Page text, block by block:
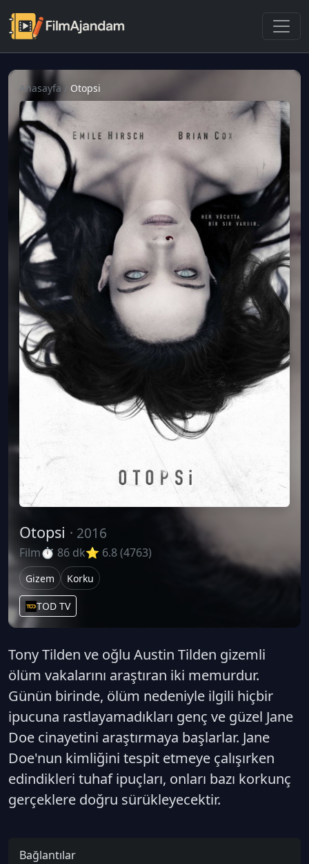
Anasayfa Otopsi
Otopsi · 2016
Film⏱ 86 dk⭐ 6.8 (4763)
Gizem Korku
TOD TV
Tony Tilden ve oğlu Austin Tilden gizemli
ölüm vakalarını araştıran iki memurdur.
Günün birinde, ölüm nedeniyle ilgili hiçbir
ipucuna rastlayamadıkları genç ve güzel Jane
Doe cinayetini araştırmaya başlarlar. Jane
Doe'nun kimliğini tespit etmeye çalışırken
edindikleri tuhaf ipuçları, onları bazı korkunç
gerçeklere doğru sürükleyecektir.
Bağlantılar